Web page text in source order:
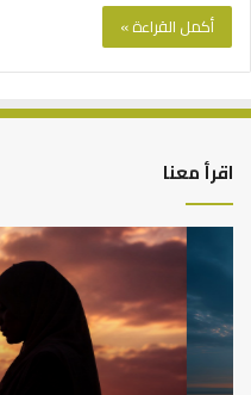
أكمل القراءة »
اقرأ معنا
كيف
العبادات
شخصية
الإنسان؟